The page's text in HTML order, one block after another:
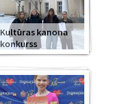
Kultūras kanona
konkurss